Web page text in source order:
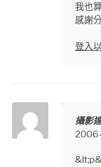
我也
感謝
登入
攝影